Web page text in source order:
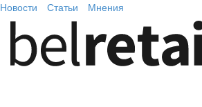
Новости Статьи Мнения